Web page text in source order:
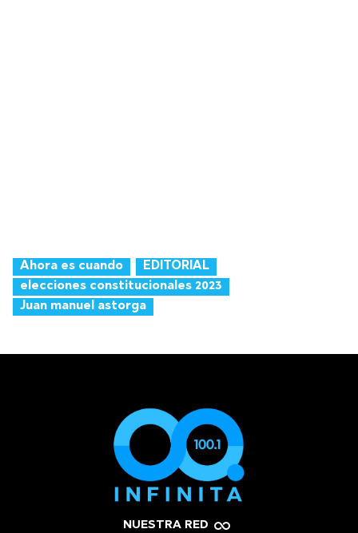
Ahora es cuando
EDITORIAL
elecciones constitucionales 2023
Juan manuel astorga
NUESTRA RED